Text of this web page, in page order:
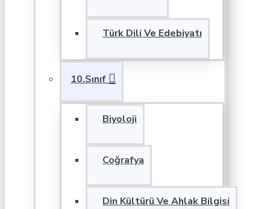
Türk Dili Ve Edebiyatı
10.Sınıf
Biyoloji
Coğrafya
Din Kültürü Ve Ahlak Bilgisi